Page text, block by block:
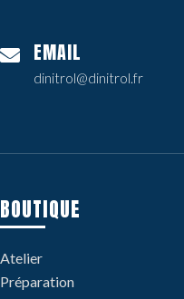
EMAIL
dinitrol@dinitrol.fr
BOUTIQUE
Atelier
Préparation